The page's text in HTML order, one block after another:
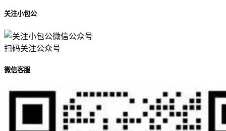
关注小包公
扫码关注公众号
微信客服